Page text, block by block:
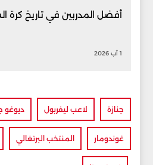
أفضل المدربين في تاريخ كرة
1 آب 2026
جنازة لاعب ليفربول ديوغو
غوندومار المنتخب البرتغالي